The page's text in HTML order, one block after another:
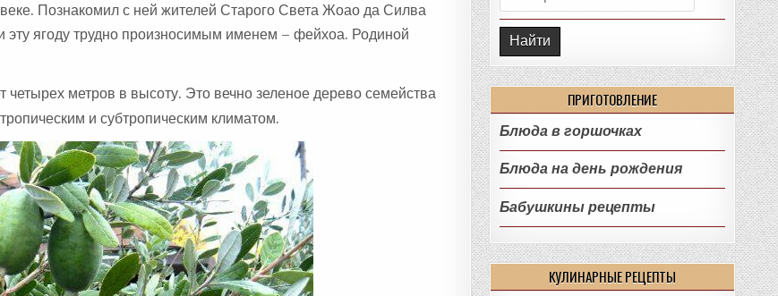
Познакомил с ней жителей Старого Света Жоао да Силва
эту ягоду трудно произносимым именем – фейхоа. Родиной
четырех метров в высоту. Это вечно зеленое дерево семейства
и субтропическим климатом.
ПРИГОТОВЛЕНИЕ
Блюда в горшочках
Блюда на день рождения
Бабушкины рецепты
КУЛИНАРНЫЕ РЕЦЕПТЫ